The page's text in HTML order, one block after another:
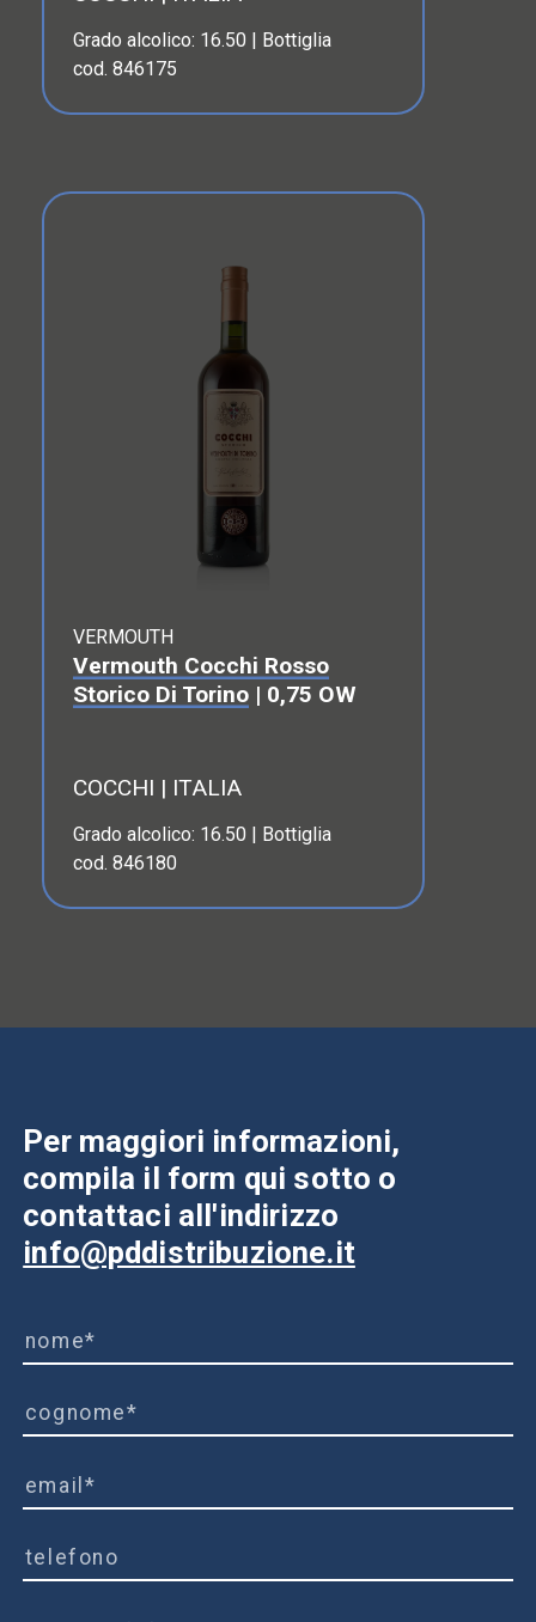
Grado alcolico: 16.50 | Bottiglia
cod. 846175
VERMOUTH
Vermouth Cocchi Rosso
Storico Di Torino | 0,75 OW
COCCHI | ITALIA
Grado alcolico: 16.50 | Bottiglia
cod. 846180
Per maggiori informazioni,
compila il form qui sotto o
contattaci all'indirizzo
info@pddistribuzione.it